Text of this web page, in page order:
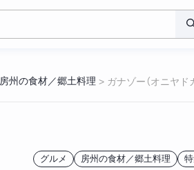
房州の食材／郷土料理 > ガナゾー（オニヤド
グルメ 房州の食材／郷土料理